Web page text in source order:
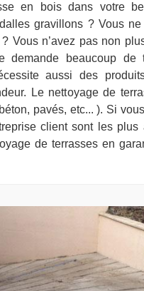
en bois dans votre
gravillons ? Vous
Vous n’avez pas non
demande beaucoup de
aussi des
Le nettoyage de
pavés, etc... ). Si
client sont les
de terrasses en